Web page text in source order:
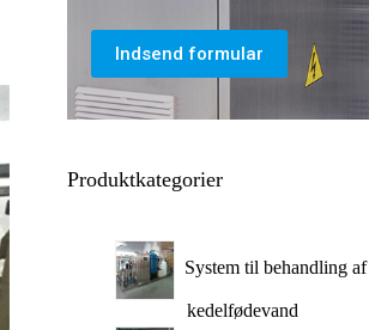
Indsend formular
Produktkategorier
System til behandling af
kedelfødevand